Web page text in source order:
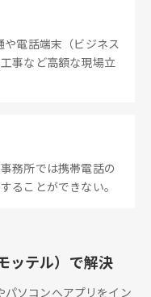
電話端末（ビジネス
事など高額な現場立
務所では携帯電話の
ることができない。
ッテル）で解決
ソコンへアプリをイン